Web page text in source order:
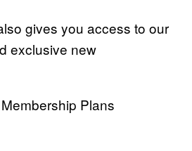
gives you access to our
exclusive new
Plans